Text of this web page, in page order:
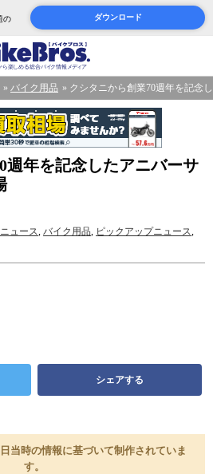
の
ダウンロード
バイク用品 クシタニから創業70週年を記念
週年を記念したアニバーサ
ニュース, バイク用品, ピックアップニュース,
シェアする
当時の情報に基づいて制作されていま
す。